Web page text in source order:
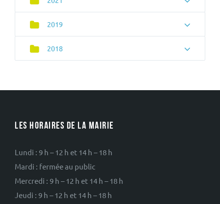
2019
2018
LES HORAIRES DE LA MAIRIE
Lundi : 9 h – 12 h et 14 h – 18 h
Mardi : fermée au public
Mercredi : 9 h – 12 h et 14 h – 18 h
Jeudi : 9 h – 12 h et 14 h – 18 h